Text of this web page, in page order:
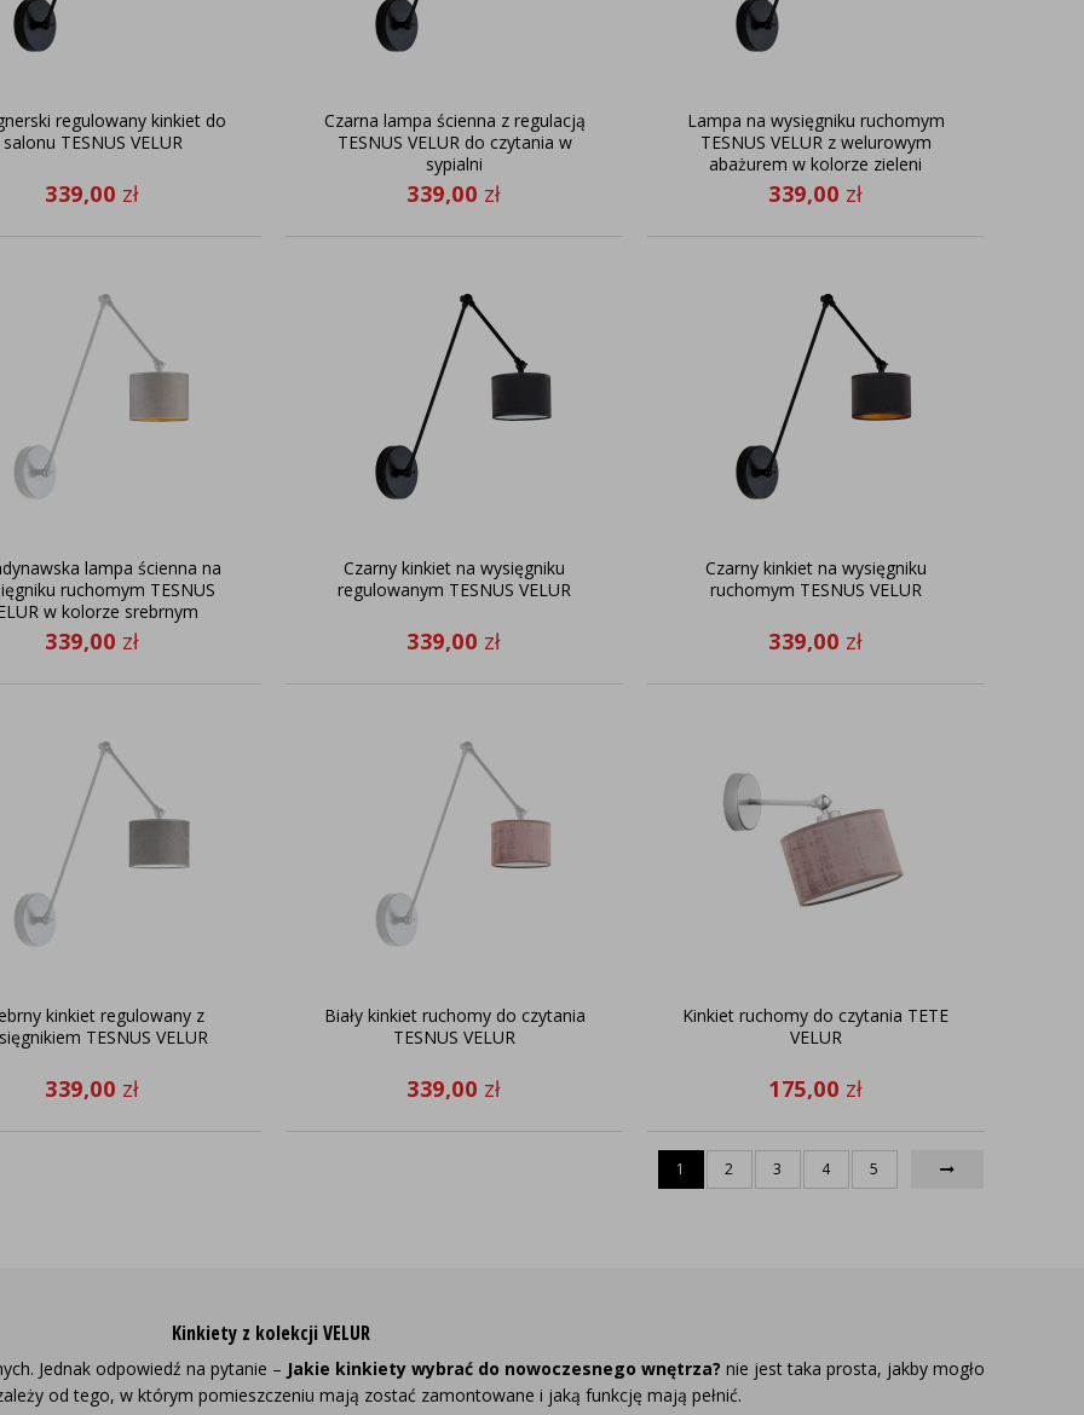
regulowany kinkiet do
salonu TESNUS VELUR
339,00 zł
Czarna lampa ścienna z regulacją
TESNUS VELUR do czytania w
sypialni
339,00 zł
Lampa na wysięgniku ruchomym
TESNUS VELUR z welurowym
abażurem w kolorze zieleni
butelkowej na czarnym stelażu
339,00 zł
lampa ścienna na
ruchomym TESNUS
w kolorze srebrnym
339,00 zł
Czarny kinkiet na wysięgniku
regulowanym TESNUS VELUR
339,00 zł
Czarny kinkiet na wysięgniku
ruchomym TESNUS VELUR
339,00 zł
kinkiet regulowany z
TESNUS VELUR
339,00 zł
Biały kinkiet ruchomy do czytania
TESNUS VELUR
339,00 zł
Kinkiet ruchomy do czytania TETE
VELUR
175,00 zł
1 2 3 4 5
Kinkiety z kolekcji VELUR
Jednak odpowiedź na pytanie – Jakie kinkiety wybrać do nowoczesnego wnętrza? nie jest taka prosta, jakby mogło
od tego, w którym pomieszczeniu mają zostać zamontowane i jaką funkcję mają pełnić.